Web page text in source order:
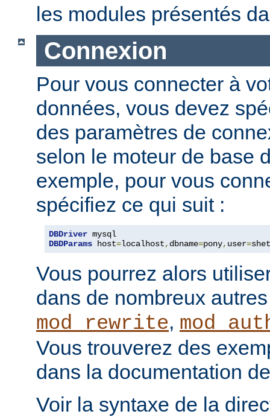
les modules présentés
Connexion
Pour vous connecter à
données, vous devez
des paramètres de
selon le moteur de base
exemple, pour vous
spécifiez ce qui suit :
DBDriver
DBDParams host=localhost, dbname=pony, user=
Vous pourrez alors
dans de nombreux
mod_rewrite,
Vous trouverez des
dans la documentation
Voir la syntaxe de la